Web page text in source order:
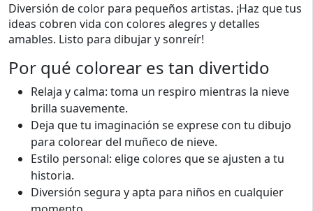
Diversión de color para pequeños artistas. ¡Haz que tus
ideas cobren vida con colores alegres y detalles
amables. Listo para dibujar y sonreír!
Por qué colorear es tan divertido
Relaja y calma: toma un respiro mientras la nieve
brilla suavemente.
Deja que tu imaginación se exprese con tu dibujo
para colorear del muñeco de nieve.
Estilo personal: elige colores que se ajusten a tu
historia.
Diversión segura y apta para niños en cualquier